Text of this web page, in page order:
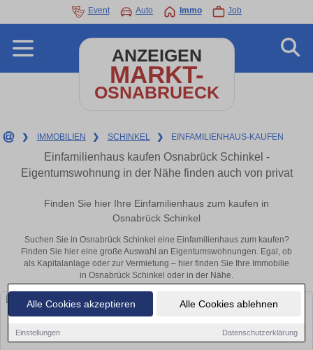
Alle Cookies akzeptieren Alle Cookies ablehnen
Einstellungen Datenschutzerklärung
Event Auto Immo Job
ANZEIGEN
MARKT-
OSNABRUECK
❯ IMMOBILIEN ❯ SCHINKEL ❯ EINFAMILIENHAUS-KAUFEN
Einfamilienhaus kaufen Osnabrück Schinkel -
Eigentumswohnung in der Nähe finden auch von privat
Finden Sie hier Ihre Einfamilienhaus zum kaufen in
Osnabrück Schinkel
Suchen Sie in Osnabrück Schinkel eine Einfamilienhaus zum kaufen?
Finden Sie hier eine große Auswahl an Eigentumswohnungen. Egal, ob
als Kapitalanlage oder zur Vermietung – hier finden Sie Ihre Immobilie
in Osnabrück Schinkel oder in der Nähe.